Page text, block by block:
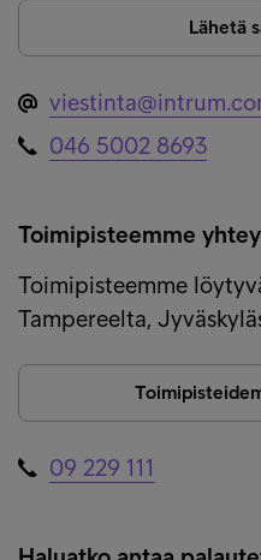
Lähetä
046 5002 8693
Toimipisteemme
Toimipisteemme
Tampereelta,
09 229 111